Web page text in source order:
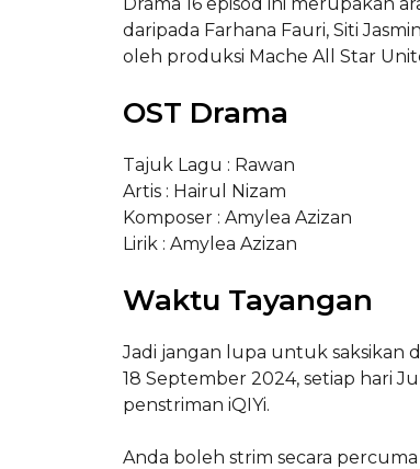
daripada Farhana Fauri, Siti
oleh produksi Mache All Star
OST Drama
Tajuk Lagu : Rawan
Artis : Hairul Nizam
Komposer : Amylea Azizan
Lirik : Amylea Azizan
Waktu Tayangan
Jadi jangan lupa untuk saksikan
18 September 2024, setiap hari
penstriman iQIYi.
Anda boleh strim secara